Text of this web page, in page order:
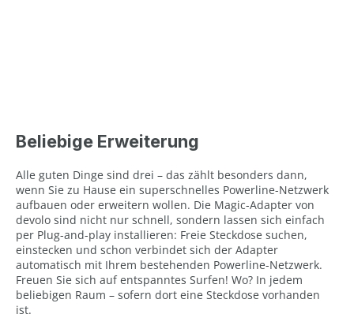
Beliebige Erweiterung
Alle guten Dinge sind drei – das zählt besonders dann,
wenn Sie zu Hause ein superschnelles Powerline-Netzwerk
aufbauen oder erweitern wollen. Die Magic-Adapter von
devolo sind nicht nur schnell, sondern lassen sich einfach
per Plug-and-play installieren: Freie Steckdose suchen,
einstecken und schon verbindet sich der Adapter
automatisch mit Ihrem bestehenden Powerline-Netzwerk.
Freuen Sie sich auf entspanntes Surfen! Wo? In jedem
beliebigen Raum – sofern dort eine Steckdose vorhanden
ist.